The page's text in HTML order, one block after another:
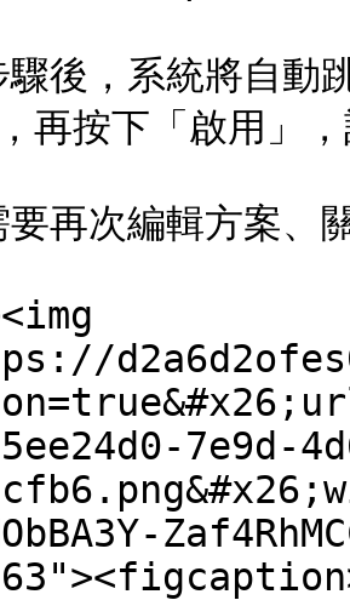
驟後，系統將自動
再按下「啟用」
再次編輯方案、
7e9d-